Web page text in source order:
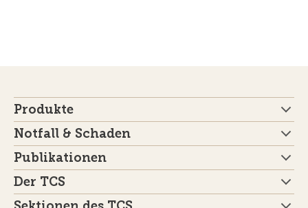
Produkte
Notfall & Schaden
Publikationen
Der TCS